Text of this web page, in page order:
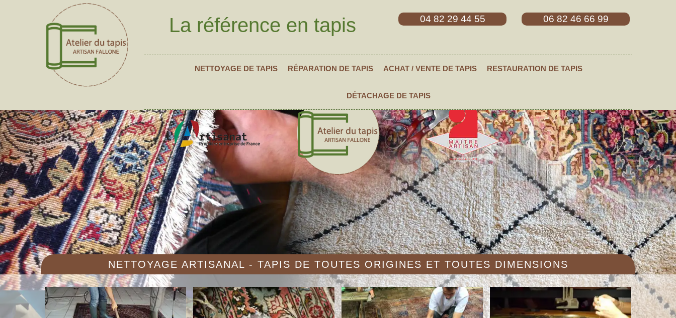
La référence en tapis 04 82 29 44 55 06 82 46 66 99
NETTOYAGE DE TAPIS RÉPARATION DE TAPIS ACHAT / VENTE DE TAPIS RESTAURATION DE TAPIS
DÉTACHAGE DE TAPIS
NETTOYAGE ARTISANAL - TAPIS DE TOUTES ORIGINES ET TOUTES DIMENSIONS